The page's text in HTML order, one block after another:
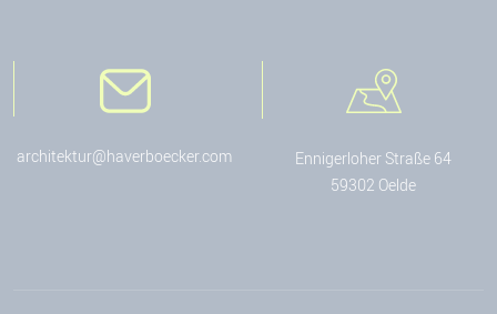
architektur@haverboecker.com
Ennigerloher Straße 64
59302 Oelde